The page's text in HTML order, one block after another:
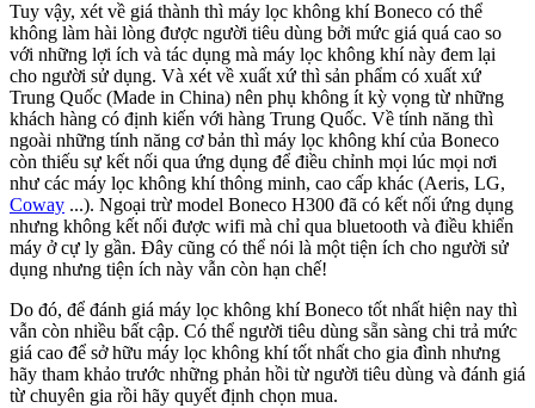
Tuy vậy, xét về giá thành thì máy lọc không khí Boneco có thể
không làm hài lòng được người tiêu dùng bởi mức giá quá cao so
với những lợi ích và tác dụng mà máy lọc không khí này đem lại
cho người sử dụng. Và xét về xuất xứ thì sản phẩm có xuất xứ
Trung Quốc (Made in China) nên phụ không ít kỳ vọng từ những
khách hàng có định kiến với hàng Trung Quốc. Về tính năng thì
ngoài những tính năng cơ bản thì máy lọc không khí của Boneco
còn thiếu sự kết nối qua ứng dụng để điều chỉnh mọi lúc mọi nơi
như các máy lọc không khí thông minh, cao cấp khác (Aeris, LG,
Coway ...). Ngoại trừ model Boneco H300 đã có kết nối ứng dụng
nhưng không kết nối được wifi mà chỉ qua bluetooth và điều khiển
máy ở cự ly gần. Đây cũng có thể nói là một tiện ích cho người sử
dụng nhưng tiện ích này vẫn còn hạn chế!
Do đó, để đánh giá máy lọc không khí Boneco tốt nhất hiện nay thì
vẫn còn nhiều bất cập. Có thể người tiêu dùng sẵn sàng chi trả mức
giá cao để sở hữu máy lọc không khí tốt nhất cho gia đình nhưng
hãy tham khảo trước những phản hồi từ người tiêu dùng và đánh giá
từ chuyên gia rồi hãy quyết định chọn mua.